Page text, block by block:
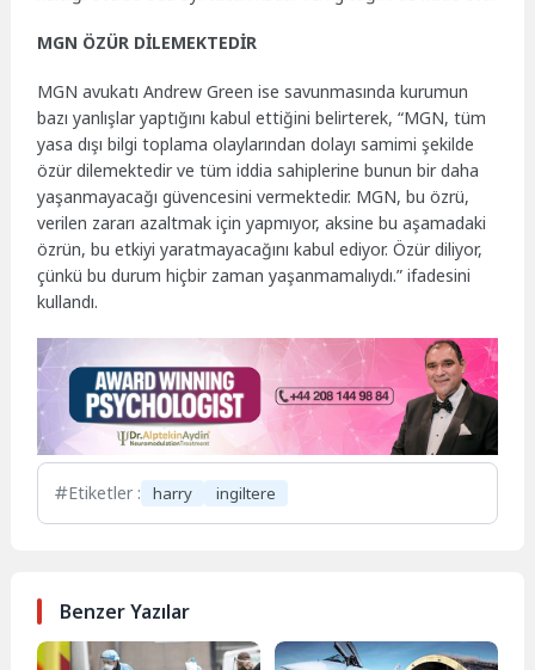
MGN ÖZÜR DİLEMEKTEDİR
MGN avukatı Andrew Green ise savunmasında kurumun
bazı yanlışlar yaptığını kabul ettiğini belirterek, “MGN, tüm
yasa dışı bilgi toplama olaylarından dolayı samimi şekilde
özür dilemektedir ve tüm iddia sahiplerine bunun bir daha
yaşanmayacağı güvencesini vermektedir. MGN, bu özrü,
verilen zararı azaltmak için yapmıyor, aksine bu aşamadaki
özrün, bu etkiyi yaratmayacağını kabul ediyor. Özür diliyor,
çünkü bu durum hiçbir zaman yaşanmamalıydı.” ifadesini
kullandı.
Etiketler : harry ingiltere
Benzer Yazılar